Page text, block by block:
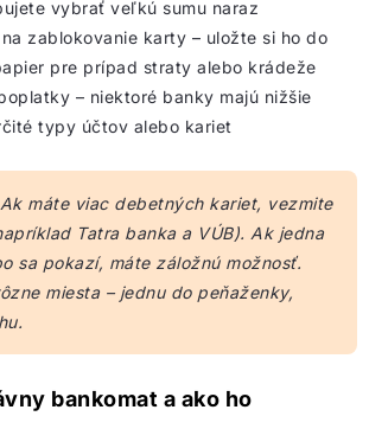
vybrať veľkú sumu naraz
zablokovanie karty – uložte si ho do
pre prípad straty alebo krádeže
– niektoré banky majú nižšie
typy účtov alebo kariet
máte viac debetných kariet, vezmite
Tatra banka a VÚB). Ak jedna
sa pokazí, máte záložnú možnosť.
miesta – jednu do peňaženky,
bankomat a ako ho